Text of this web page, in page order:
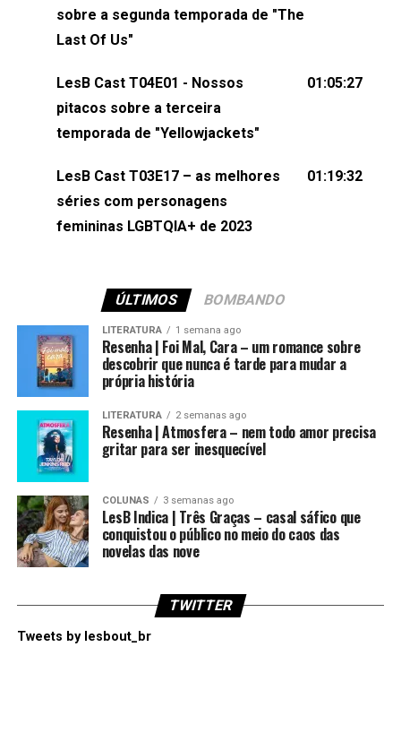
sociais:Twitter: ⁠⁠⁠⁠@lesbout_br⁠⁠⁠⁠ Instagram: ⁠⁠⁠⁠@lesbout_br⁠⁠⁠⁠
(⁠⁠⁠⁠⁠⁠@KarolenPassos⁠⁠⁠⁠⁠⁠)Participação de Bruna Fentanes
(⁠⁠⁠⁠@brunarfentanes⁠⁠⁠⁠) e Pollyelly FlorêncioEdição de
Naiady Machado
sobre a segunda temporada de "The
Last Of Us"
LesB Cast T04E01 - Nossos
pitacos sobre a terceira
temporada de "Yellowjackets"
01:05:27
LesB Cast T03E17 – as melhores
séries com personagens
femininas LGBTQIA+ de 2023
01:19:32
ÚLTIMOS BOMBANDO
LITERATURA 1 semana ago
Resenha | Foi Mal, Cara – um romance sobre
descobrir que nunca é tarde para mudar a
própria história
LITERATURA 2 semanas ago
Resenha | Atmosfera – nem todo amor precisa
gritar para ser inesquecível
COLUNAS 3 semanas ago
LesB Indica | Três Graças – casal sáfico que
conquistou o público no meio do caos das
novelas das nove
TWITTER
Tweets by lesbout_br